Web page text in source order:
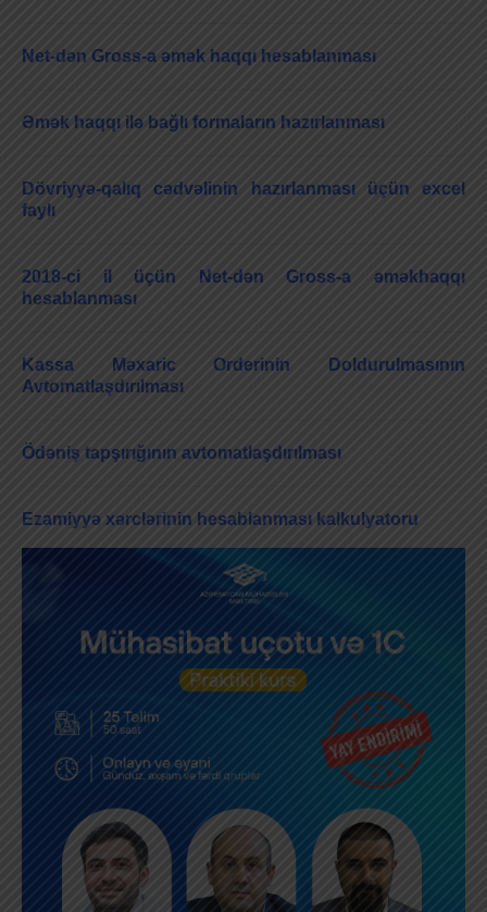
Net-dən Gross-a əmək haqqı hesablanması
Əmək haqqı ilə bağlı formaların hazırlanması
Dövriyyə-qalıq cədvəlinin hazırlanması üçün excel
faylı
2018-ci il üçün Net-dən Gross-a əməkhaqqı
hesablanması
Kassa Məxaric Orderinin Doldurulmasının
Avtomatlaşdırılması
Ödəniş tapşırığının avtomatlaşdırılması
Ezamiyyə xərclərinin hesablanması kalkulyatoru